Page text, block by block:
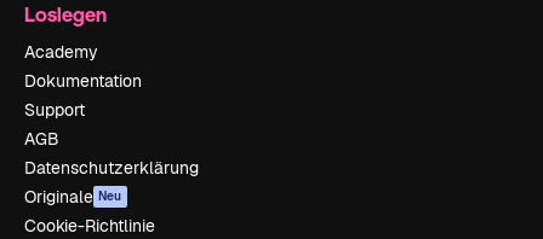
Loslegen
Academy
Dokumentation
Support
AGB
Datenschutzerklärung
Originale Neu
Cookie-Richtlinie